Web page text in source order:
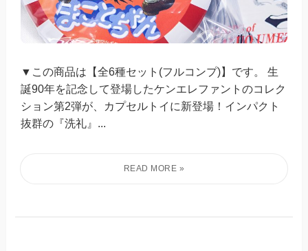
▼この商品は【全6種セット(フルコンプ)】です。 生
誕90年を記念して登場したケンエレファントのコレク
ション第2弾が、カプセルトイに新登場！インパクト
抜群の『洗礼』...